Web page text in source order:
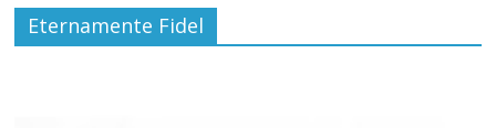
Eternamente Fidel